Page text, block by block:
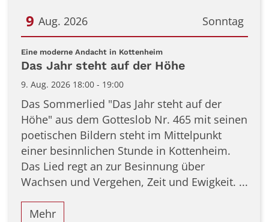
Sonntag
9 Aug. 2026
Datum: 9. August 2026
Eine moderne Andacht in Kottenheim:
Das Jahr steht auf der Höhe
9. Aug. 2026 18:00 - 19:00
Das Sommerlied "Das Jahr steht auf der
Höhe" aus dem Gotteslob Nr. 465 mit seinen
poetischen Bildern steht im Mittelpunkt
einer besinnlichen Stunde in Kottenheim.
Das Lied regt an zur Besinnung über
Wachsen und Vergehen, Zeit und Ewigkeit. ...
Mehr